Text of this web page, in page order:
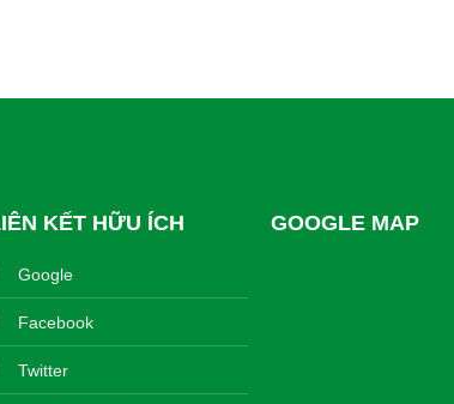
KẾT HỮU ÍCH
Google
Facebook
Twitter
GOOGLE MAP